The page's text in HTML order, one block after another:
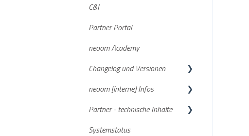
Charger PRO neoom edition
GREEN AT
Geräteintegration
C&I
Partner Portal
neoom Academy
Changelog und Versionen
BEAAM Software
neoom App
Aktuelle Software Versionen
neoom [interne] Infos
FAQs
Partner - technische Inhalte
Stromspeicher
Systemstatus